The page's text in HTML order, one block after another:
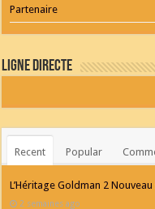
Partenaire
Ligne Directe
Recent Popular
L’Héritage Goldman 2
2 semaines ago